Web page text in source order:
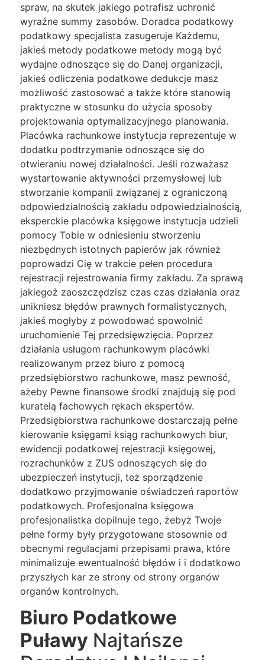
spraw, na skutek jakiego potrafisz uchronić
wyraźne summy zasobów. Doradca podatkowy
podatkowy specjalista zasugeruje Każdemu,
jakieś metody podatkowe metody mogą być
wydajne odnoszące się do Danej organizacji,
jakieś odliczenia podatkowe dedukcje masz
możliwość zastosować a także które stanowią
praktyczne w stosunku do użycia sposoby
projektowania optymalizacyjnego planowania.
Placówka rachunkowe instytucja reprezentuje w
dodatku podtrzymanie odnoszące się do
otwieraniu nowej działalności. Jeśli rozważasz
wystartowanie aktywności przemysłowej lub
stworzanie kompanii związanej z ograniczoną
odpowiedzialnością zakładu odpowiedzialnością,
eksperckie placówka księgowe instytucja udzieli
pomocy Tobie w odniesieniu stworzeniu
niezbędnych istotnych papierów jak również
poprowadzi Cię w trakcie pełen procedura
rejestracji rejestrowania firmy zakładu. Za sprawą
jakiegoż zaoszczędzisz czas czas działania oraz
unikniesz błędów prawnych formalistycznych,
jakieś mogłyby z powodować spowolnić
uruchomienie Tej przedsięwzięcia. Poprzez
działania usługom rachunkowym placówki
realizowanym przez biuro z pomocą
przedsiębiorstwo rachunkowe, masz pewność,
ażeby Pewne finansowe środki znajdują się pod
kuratelą fachowych rękach ekspertów.
Przedsiębiorstwa rachunkowe dostarczają pełne
kierowanie księgami ksiąg rachunkowych biur,
ewidencji podatkowej rejestracji księgowej,
rozrachunków z ZUS odnoszących się do
ubezpieczeń instytucji, też sporządzenie
dodatkowo przyjmowanie oświadczeń raportów
podatkowych. Profesjonalna księgowa
profesjonalistka dopilnuje tego, żebyż Twoje
pełne formy były przygotowane stosownie od
obecnymi regulacjami przepisami prawa, które
minimalizuje ewentualność błędów i i dodatkowo
przyszłych kar ze strony od strony organów
organów kontrolnych.
Biuro Podatkowe
Puławy Najtańsze